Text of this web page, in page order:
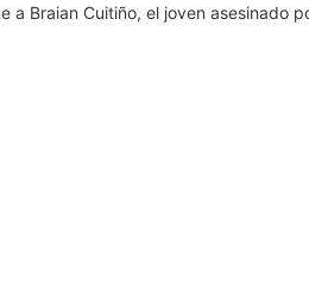
a Braian Cuitiño, el joven asesinado